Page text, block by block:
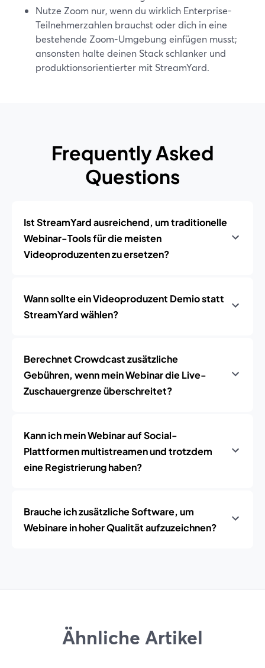
Nutze Zoom nur, wenn du wirklich Enterprise-
Teilnehmerzahlen brauchst oder dich in eine
bestehende Zoom-Umgebung einfügen musst;
ansonsten halte deinen Stack schlanker und
produktionsorientierter mit StreamYard.
Frequently Asked
Questions
Ist StreamYard ausreichend, um traditionelle
Webinar-Tools für die meisten
Videoproduzenten zu ersetzen?
Wann sollte ein Videoproduzent Demio statt
StreamYard wählen?
Berechnet Crowdcast zusätzliche
Gebühren, wenn mein Webinar die Live-
Zuschauergrenze überschreitet?
Kann ich mein Webinar auf Social-
Plattformen multistreamen und trotzdem
eine Registrierung haben?
Brauche ich zusätzliche Software, um
Webinare in hoher Qualität aufzuzeichnen?
Ähnliche Artikel